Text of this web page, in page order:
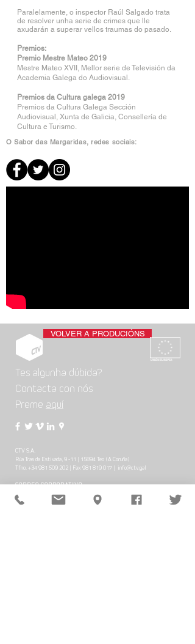
Paralelamente, o inspector Raúl Salgado trata
de resolver unha serie de crimes que lle
axudarán a superar vellos traumas do pasado.
Premios:
Premio Mestre Mateo 2019
Mestre Mateo XVII, Mellor serie de Televisión da
Academia Galega do Audiovisual.
Premios da Cultura galega 2019
Premios da Cultura Galega Sección
Audiovisual, Xunta de Galicia, Consellería de
Cultura e Turismo.
O Sabor das Margaridas, redes sociais:
VOLVER A PRODUCIÓNS
Tes algunha dúbida?
Contacta con nós
Preme aquí
CTV S.A.
Rúa Tras da Estivada, 9 -11 | 15894 Teo (A Coruña)
Tfno. +34 981 509 202 | Fax 981 819 017 info@ctv.gal
CORREO CORPORATIVO
POLÍTICA Y CALIDAD MEDIOAMBIENTAL